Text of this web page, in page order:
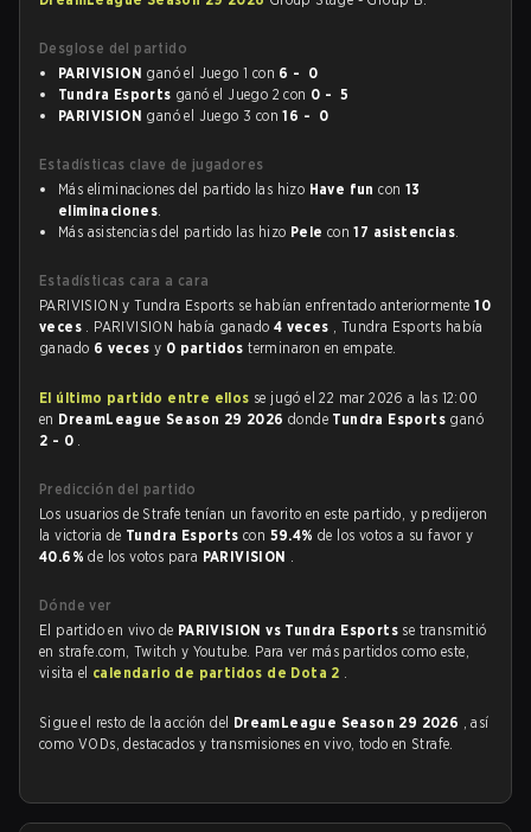
Desglose del partido
PARIVISION ganó el Juego 1 con 6 - 0
Tundra Esports ganó el Juego 2 con 0 - 5
PARIVISION ganó el Juego 3 con16 - 0
Estadísticas clave de jugadores
Más eliminaciones del partido las hizo Have fun con 13
eliminaciones.
Más asistencias del partido las hizo Pele con17 asistencias.
Estadísticas cara a cara
PARIVISION y Tundra Esports se habían enfrentado anteriormente10
veces . PARIVISION había ganado 4 veces , Tundra Esports había
ganado 6 vecesy 0 partidosterminaron en empate.
El último partido entre ellos se jugó el 22 mar 2026 a las 12:00
en DreamLeague Season 29 2026donde Tundra Esports ganó
2 - 0 .
Predicción del partido
Los usuarios de Strafe tenían un favorito en este partido, y predijeron
la victoria de Tundra Esportscon 59.4%de los votos a su favor y
40.6%de los votos para PARIVISION .
Dónde ver
El partido en vivo de PARIVISION vs Tundra Esports se transmitió
en strafe.com, Twitch y Youtube. Para ver más partidos como este,
visita el calendario de partidos de Dota 2 .
Sigue el resto de la acción del DreamLeague Season 29 2026 , así
como VODs, destacados y transmisiones en vivo, todo en Strafe.